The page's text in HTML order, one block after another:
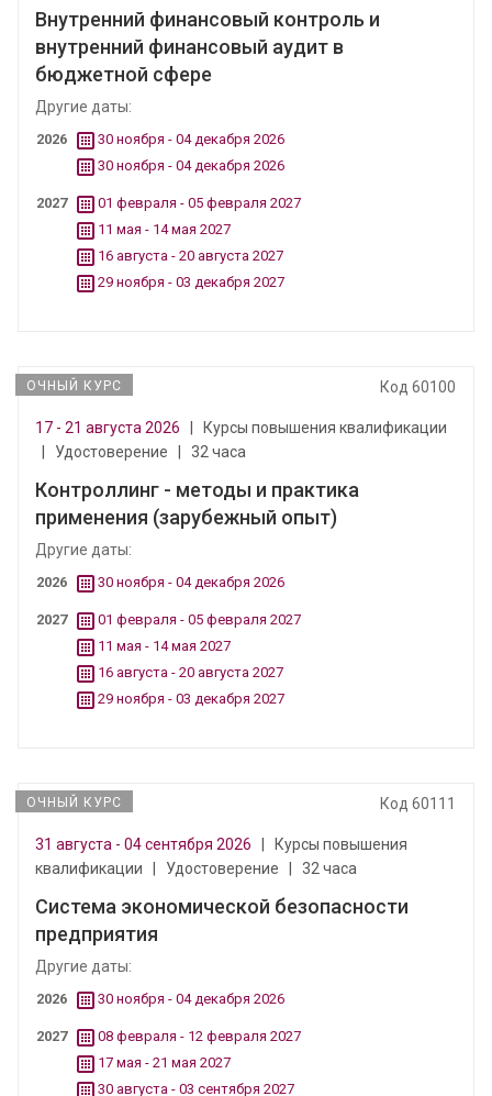
Внутренний финансовый контроль и
внутренний финансовый аудит в
бюджетной сфере
Другие даты:
2026
30 ноября - 04 декабря 2026
30 ноября - 04 декабря 2026
2027
01 февраля - 05 февраля 2027
11 мая - 14 мая 2027
16 августа - 20 августа 2027
29 ноября - 03 декабря 2027
ОЧНЫЙ КУРС Код 60100
17 - 21 августа 2026
Курсы повышения квалификации
Удостоверение 32 часа
Контроллинг - методы и практика
применения (зарубежный опыт)
Другие даты:
2026 30 ноября - 04 декабря 2026
2027
01 февраля - 05 февраля 2027
11 мая - 14 мая 2027
16 августа - 20 августа 2027
29 ноября - 03 декабря 2027
ОЧНЫЙ КУРС Код 60111
31 августа - 04 сентября 2026
Курсы повышения
квалификации
Удостоверение 32 часа
Система экономической безопасности
предприятия
Другие даты:
2026 30 ноября - 04 декабря 2026
2027
08 февраля - 12 февраля 2027
17 мая - 21 мая 2027
30 августа - 03 сентября 2027